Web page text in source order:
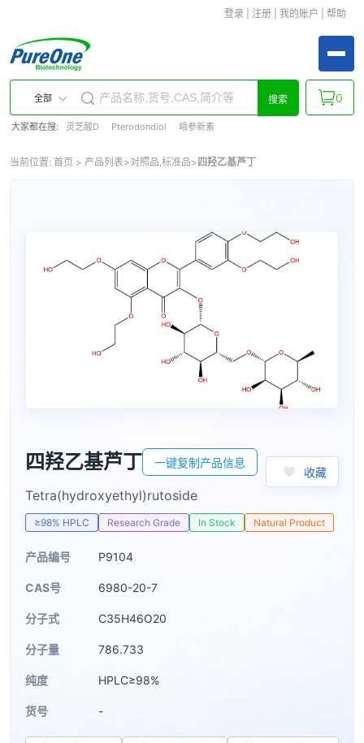
登录 注册 我的账户 帮助
全部 搜索
大家都在搜: 灵芝酸D Pterodondiol 峨参新素
0
当前位置: 首页 > 产品列表>对照品,标准品> 四羟乙基芦丁
四羟乙基芦丁 一键复制产品信息
收藏
Tetra(hydroxyethyl)rutoside
≥98% HPLC Research Grade In Stock Natural Product
产品编号 P9104
CAS号 6980-20-7
分子式 C35H46O20
分子量 786.733
纯度 HPLC≥98%
货号 -